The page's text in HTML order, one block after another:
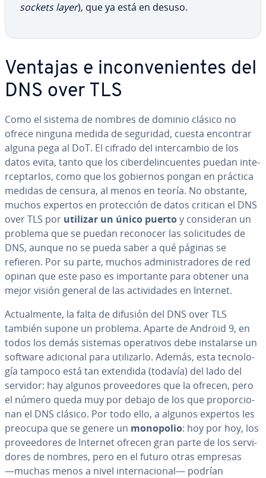
sockets layer), que ya está en desuso.
Ventajas e in­co­n­ve­nie­n­tes del
DNS over TLS
Como el sistema de nombres de dominio clásico no
ofrece ninguna medida de seguridad, cuesta encontrar
alguna pega al DoT. El cifrado del in­te­r­ca­m­bio de los
datos evita, tanto que los ci­be­r­de­li­n­cue­n­tes puedan in­te­
r­ce­p­tar­los, como que los gobiernos pongan en práctica
medidas de censura, al menos en teoría. No obstante,
muchos expertos en pro­te­c­ción de datos critican el DNS
over TLS por utilizar un único puertoy co­n­si­de­ran un
problema que se puedan reconocer las so­li­ci­tu­des de
DNS, aunque no se pueda saber a qué páginas se
refieren. Por su parte, muchos ad­mi­ni­s­tra­do­res de red
opinan que este paso es im­po­r­ta­n­te para obtener una
mejor visión general de las ac­ti­vi­da­des en Internet.
Ac­tua­l­me­n­te, la falta de difusión del DNS over TLS
también supone un problema. Aparte de Android 9, en
todos los demás sistemas ope­ra­ti­vos debe in­s­ta­lar­se un
software adicional para uti­li­zar­lo. Además, esta te­c­no­lo­
gía tampoco está tan extendida (todavía) del lado del
servidor: hay algunos pro­vee­do­res que la ofrecen, pero
el número queda muy por debajo de los que pro­po­r­cio­
nan el DNS clásico. Por todo ello, a algunos expertos les
preocupa que se genere un monopolio: hoy por hoy, los
pro­vee­do­res de Internet ofrecen gran parte de los se­r­vi­
do­res de nombres, pero en el futuro otras empresas
―muchas menos a nivel in­te­r­na­cio­nal― podrían